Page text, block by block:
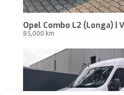
Opel Combo L2 (Longa) |
85,000 km